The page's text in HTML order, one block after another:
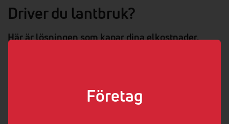
Företag
Driver du lantbruk?
Här är lösningen som kapar dina elkostnader.
”allt” inom sitt enskilda område.